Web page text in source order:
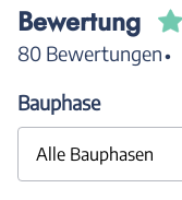
Bewertung
80 Bewertungen
Bauphase
Alle Bauphasen